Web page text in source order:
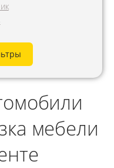
мебели